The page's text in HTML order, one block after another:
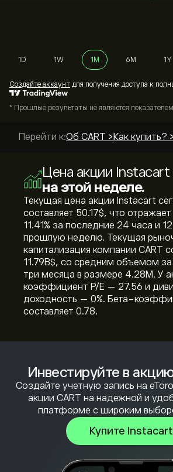
Инвестируйте в
Создайте учетную запись на
акции CART на надежной и
платформе с широким
Купите Instacart
1D 1W 1M 6M 1Y
Cоздайте аккаунт для получения доступа к
* Прошлые результаты не являются
Перейти к:Об CART > Как купить? >
Цена акции Instacart
на этой неделе.
Текущая цена акции Instacart
составляет 50.17‎$‎, что
‎11.41‎% за последние 24 часа и
прошлую неделю. Текущая
капитализация компании CART
11.79B‎$‎, со средним объемом
три месяца в размере 4.28M. У
коэффициент P/E — 27.56 и
доходность — 0%. Бета-
составляет 0.78.